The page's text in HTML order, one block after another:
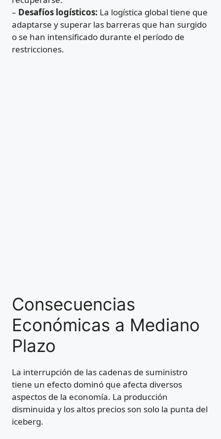
– Desafíos logísticos: La logística global tiene que
adaptarse y superar las barreras que han surgido
o se han intensificado durante el período de
restricciones.
Consecuencias
Económicas a Mediano
Plazo
La interrupción de las cadenas de suministro
tiene un efecto dominó que afecta diversos
aspectos de la economía. La producción
disminuida y los altos precios son solo la punta del
iceberg.